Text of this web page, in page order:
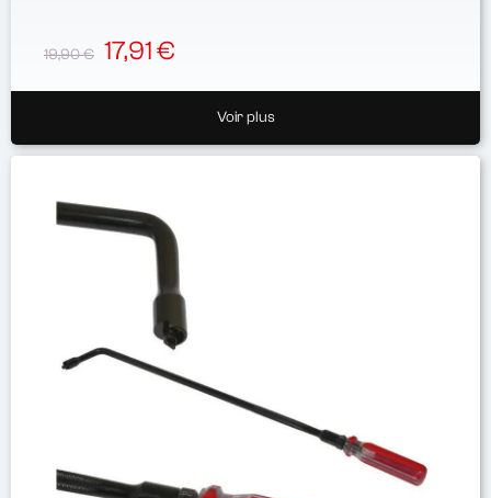
19,90 € 17,91 €
Voir plus